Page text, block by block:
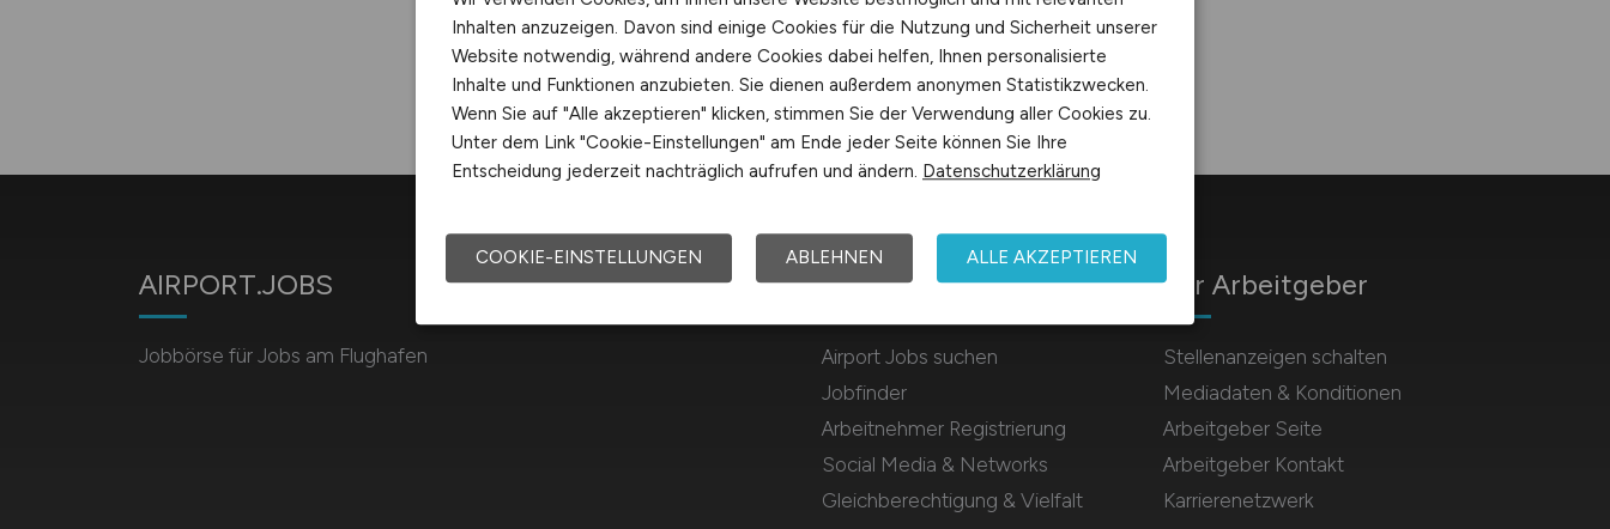
AIRPORT.JOBS
Jobbörse für Jobs am Flughafen
Für Arbeitnehmer
Airport Jobs suchen
Jobfinder
Arbeitnehmer Registrierung
Social Media & Networks
Gleichberechtigung & Vielfalt
Für Arbeitgeber
Stellenanzeigen schalten
Mediadaten & Konditionen
Arbeitgeber Seite
Arbeitgeber Kontakt
Karrierenetzwerk
Inhalten anzuzeigen. Davon sind einige Cookies für die Nutzung und Sicherheit unserer
Website notwendig, während andere Cookies dabei helfen, Ihnen personalisierte
Inhalte und Funktionen anzubieten. Sie dienen außerdem anonymen Statistikzwecken.
Wenn Sie auf "Alle akzeptieren" klicken, stimmen Sie der Verwendung aller Cookies zu.
Unter dem Link "Cookie-Einstellungen" am Ende jeder Seite können Sie Ihre
Entscheidung jederzeit nachträglich aufrufen und ändern. Datenschutzerklärung
COOKIE-EINSTELLUNGEN ABLEHNEN ALLE AKZEPTIEREN